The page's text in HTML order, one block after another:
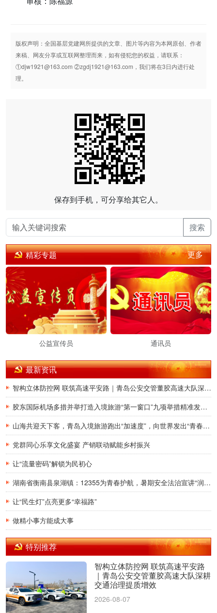
版权声明：全国基层党建网所提供的文章、图片等内容为本网原创、作者
来稿、网友分享或互联网整理而来，如有侵犯您的权益，请联系：
①djw1921@163.com ②zgdj1921@163.com，我们将在3日内进行处
理。
保存到手机，可分享给其它人。
搜索
精彩专题 更多
公益宣传员 通讯员
最新资讯
智构立体防控网 联筑高速平安路｜青岛公安交管董胶高速大队深耕交通治理提质增效
胶东国际机场多措并举打造入境旅游“第一窗口”九项举措精准发力，助力青岛建设国际滨海旅游度假胜地
山海共迎天下客，青岛入境旅游跑出“加速度”，向世界发出“青春之约”
党群同心乐享文化盛宴 产销联动赋能乡村振兴
让“流量密码”解锁为民初心
湖南省衡南县泉湖镇：12355为青春护航，暑期安全法治宣讲“润”童心
让“民生灯”点亮更多“幸福路”
做精小事方能成大事
特别推荐
智构立体防控网 联筑高速平安路
｜青岛公安交管董胶高速大队深耕
交通治理提质增效
2026-08-07